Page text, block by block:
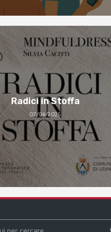
Radici in Stoffa
07/04/2025